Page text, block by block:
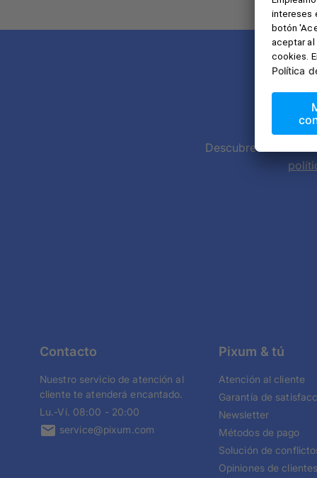
No
Descubre en
Contacto
Nuestro servicio de atención al
cliente te atenderá encantado.
Lu.-Vi. 08:00 - 20:00
service@pixum.com
Pixum & tú
Atención al cliente
Garantía de
Newsletter
Métodos de pago
Solución de
Opiniones de clientes